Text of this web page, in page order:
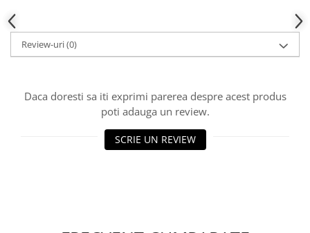
Review-uri(0)
Daca doresti sa iti exprimi parerea despre acest produs
poti adauga un review.
SCRIE UN REVIEW